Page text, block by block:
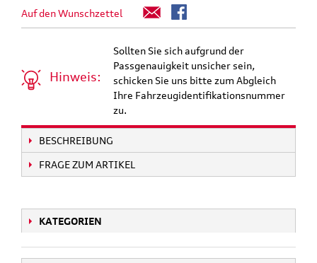
Auf den Wunschzettel
Hinweis:
Sollten Sie sich aufgrund der
Passgenauigkeit unsicher sein,
schicken Sie uns bitte zum Abgleich
Ihre Fahrzeugidentifikationsnummer
zu.
BESCHREIBUNG
FRAGE ZUM ARTIKEL
KATEGORIEN